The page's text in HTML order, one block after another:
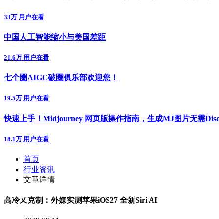
33万 用户在看
中国人工智能缩小与美国差距
21.6万 用户在看
七个圈AIGC破圈俱乐部欢迎您！
19.5万 用户在看
快速上手！Midjourney 网页版操作指南，生成MJ图片无需
18.1万 用户在看
首页
行业资讯
文章详情
​高冷又克制：外媒实测苹果iOS27 全新Siri AI